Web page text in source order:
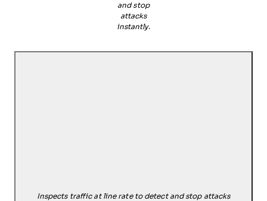
and stop
attacks
instantly.
Inspects traffic at line rate to detect and stop attacks